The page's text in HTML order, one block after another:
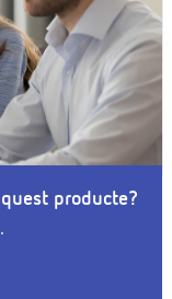
producte?